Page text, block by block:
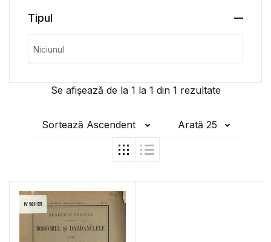
Se afișează de la 1 la 1 din 1 rezultate
Sortează Ascendent Arată 25
Tipul